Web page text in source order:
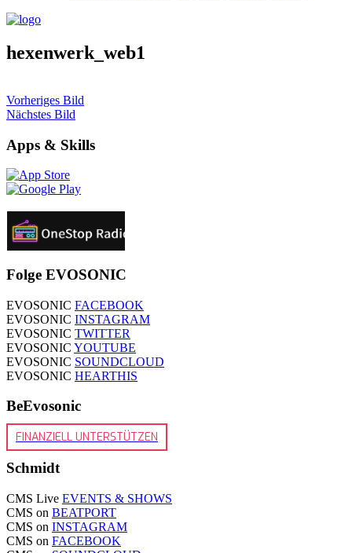
hexenwerk_web1
Vorheriges Bild
Nächstes Bild
Apps & Skills
Folge EVOSONIC
EVOSONIC FACEBOOK
EVOSONIC INSTAGRAM
EVOSONIC TWITTER
EVOSONIC YOUTUBE
EVOSONIC SOUNDCLOUD
EVOSONIC HEARTHIS
BeEvosonic
FINANZIELL UNTERSTÜTZEN
Schmidt
CMS Live EVENTS & SHOWS
CMS on BEATPORT
CMS on INSTAGRAM
CMS on FACEBOOK